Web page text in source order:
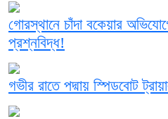
গোরস্থানে চাঁদা বকেয়ার
প্রশ্নবিদ্ধ!
গভীর রাতে পদ্মায় স্পিডবোট